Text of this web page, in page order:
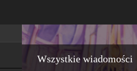
Wszystkie wiadomości
NEW